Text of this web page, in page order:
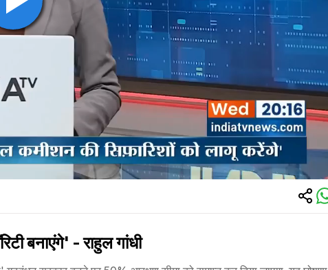
बनाएंगे' - राहुल गांधी